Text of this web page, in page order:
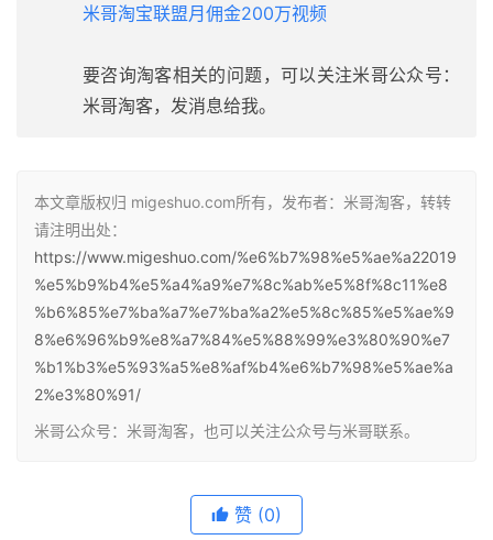
米哥淘宝联盟月佣金200万视频
要咨询淘客相关的问题，可以关注米哥公众号：
米哥淘客，发消息给我。
本文章版权归 migeshuo.com所有，发布者：米哥淘客，转转
请注明出处：
https://www.migeshuo.com/%e6%b7%98%e5%ae%a22019
%e5%b9%b4%e5%a4%a9%e7%8c%ab%e5%8f%8c11%e8
%b6%85%e7%ba%a7%e7%ba%a2%e5%8c%85%e5%ae%9
8%e6%96%b9%e8%a7%84%e5%88%99%e3%80%90%e7
%b1%b3%e5%93%a5%e8%af%b4%e6%b7%98%e5%ae%a
2%e3%80%91/
米哥公众号：米哥淘客，也可以关注公众号与米哥联系。
赞 (0)